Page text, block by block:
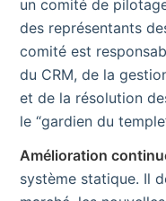
un comité de
des représentants
comité est
du CRM, de la
et de la résolution
le “gardien du
Amélioration
système statique. Il